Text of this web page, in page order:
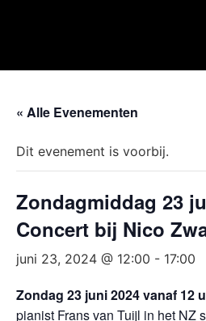
« Alle Evenementen
Dit evenement is voorbij.
Zondagmiddag 23
Concert bij Nico
juni 23, 2024 @ 12:00 - 17:00
Zondag 23 juni 2024 vanaf 12
pianist Frans van Tuijl in het NZ